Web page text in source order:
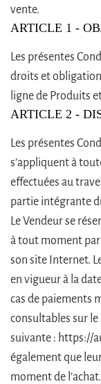
vente.
ARTICLE 1 -
Les présentes
droits et
ligne de Produits
ARTICLE 2 -
Les présentes
s’appliquent à
effectuées au
partie intégrante
Le Vendeur se
à tout moment par
son site Internet.
en vigueur à la
cas de paiements
consultables sur le
suivante : https://
également que
moment de